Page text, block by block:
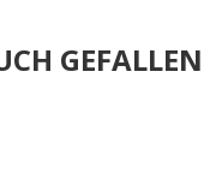
GEFALLEN